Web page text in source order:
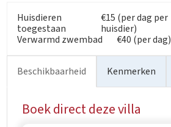
Huisdieren
toegestaan
€15 (per dag per
huisdier)
Verwarmd zwembad
€40 (per dag)
Beschikbaarheid Kenmerken
Boek direct deze villa